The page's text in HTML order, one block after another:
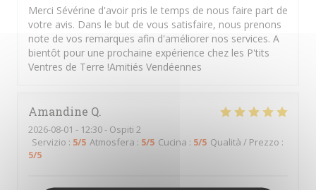
Merci Sévérine d'avoir pris le temps de nous faire part de
votre avis. Dans le but de vous satisfaire, nous prenons
note de vos remarques afin d'améliorer nos services. A
bientôt pour une prochaine expérience chez les P'tits
Ventres de Terre !Amitiés Vendéennes
Amandine Q
2026-08-01 - 12:30 - Ospiti 2
Servizio : 5/5 Atmosfera : 5/5 Cucina : 5/5 Qualità / Prezzo :
5/5